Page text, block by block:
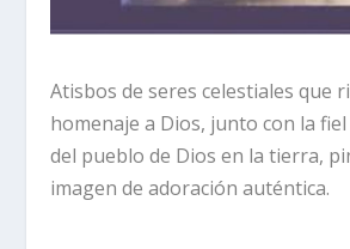
Atisbos de seres celestiales que
homenaje a Dios, junto con la
del pueblo de Dios en la tierra,
imagen de adoración auténtica.